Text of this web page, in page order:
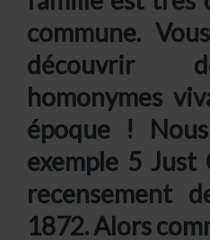
commune.
découvrir
homonymes
époque !
exemple 5 Just
recensement
1872. Alors